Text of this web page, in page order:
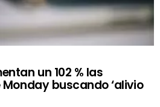
un 102 % las
buscando ‘alivio